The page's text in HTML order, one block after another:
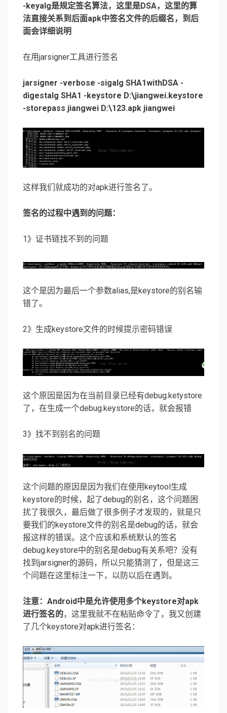
-keyalg是规定签名算法，这里是DSA，这里的算
法直接关系到后面apk中签名文件的后缀名，到后
面会详细说明
在用jarsigner工具进行签名
jarsigner -verbose -sigalg SHA1withDSA -
digestalg SHA1 -keystore D:\jiangwei.keystore
-storepass jiangwei D:\123.apk jiangwei
这样我们就成功的对apk进行签名了。
签名的过程中遇到的问题：
1》证书链找不到的问题
这个是因为最后一个参数alias,是keystore的别名输
错了。
2》生成keystore文件的时候提示密码错误
这个原因是因为在当前目录已经有debug.ketystore
了，在生成一个debug.keystore的话，就会报错
3》找不到别名的问题
这个问题的原因是因为我们在使用keytool生成
keystore的时候，起了debug的别名，这个问题困
扰了我很久，最后做了很多例子才发现的，就是只
要我们的keystore文件的别名是debug的话，就会
报这样的错误。这个应该和系统默认的签名
debug.keystore中的别名是debug有关系吧？没有
找到jarsigner的源码，所以只能猜测了，但是这三
个问题在这里标注一下，以防以后在遇到。
注意：Android中是允许使用多个keystore对apk
进行签名的，这里我就不在粘贴命令了，我又创建
了几个keystore对apk进行签名：